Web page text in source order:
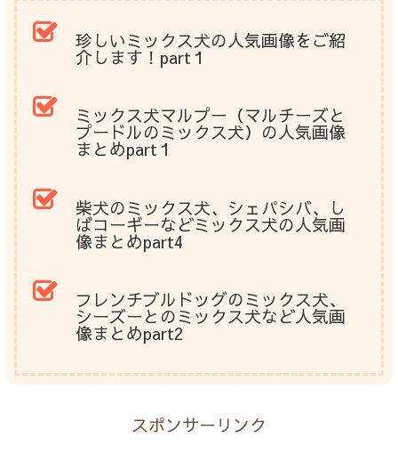
珍しいミックス犬の人気画像をご紹
介します！part１
ミックス犬マルプー（マルチーズと
プードルのミックス犬）の人気画像
まとめpart１
柴犬のミックス犬、シェパシバ、し
ばコーギーなどミックス犬の人気画
像まとめpart4
フレンチブルドッグのミックス犬、
シーズーとのミックス犬など人気画
像まとめpart2
スポンサーリンク